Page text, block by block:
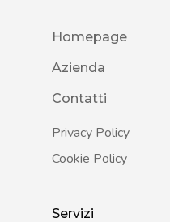
Homepage
Azienda
Contatti
Privacy Policy
Cookie Policy
Servizi